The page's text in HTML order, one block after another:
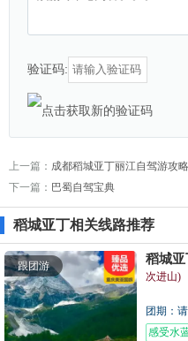
验证码:
上一篇： 成都稻城亚丁丽江自驾游攻略
下一篇： 巴蜀自驾宝典
稻城亚丁相关线路推荐
跟团游 稻城
次进山)
团期：
感受水